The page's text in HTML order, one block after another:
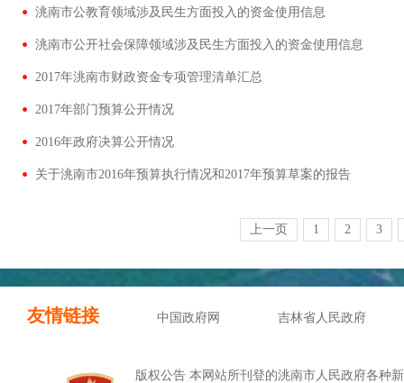
洮南市公教育领域涉及民生方面投入的资金使用信息
洮南市公开社会保障领域涉及民生方面投入的资金使用信息
2017年洮南市财政资金专项管理清单汇总
2017年部门预算公开情况
2016年政府决算公开情况
关于洮南市2016年预算执行情况和2017年预算草案的报告
上一页 1 2 3
友情链接 中国政府网 吉林省人民政府
版权公告 本网站所刊登的洮南市人民政府各种